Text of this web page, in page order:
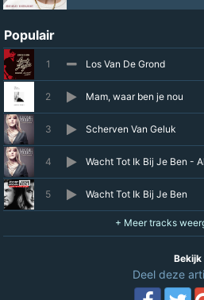
Populair
1 Los Van De Grond
2 Mam, waar ben je nou
3 Scherven Van Geluk
4 Wacht Tot Ik Bij Je Ben -
5 Wacht Tot Ik Bij Je Ben
Deel deze